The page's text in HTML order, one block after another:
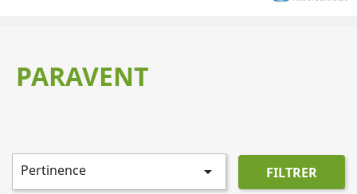
PARAVENT
Pertinence  FILTRER